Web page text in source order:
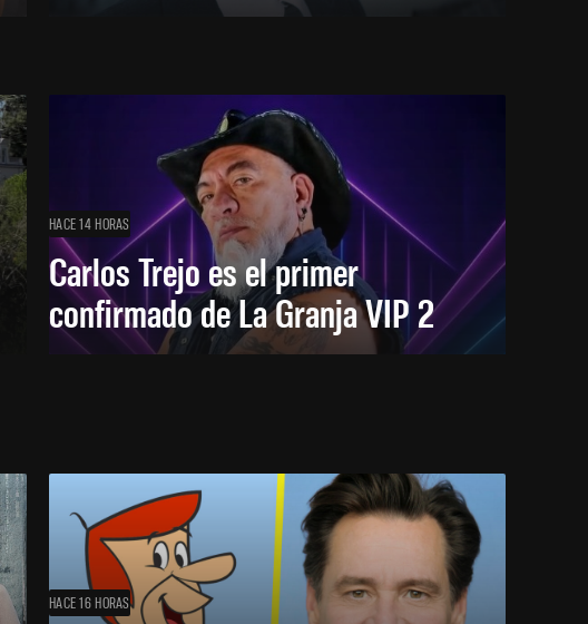
HACE 14 HORAS
Carlos Trejo es el primer
confirmado de La Granja VIP 2
HACE 16 HORAS